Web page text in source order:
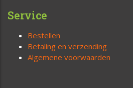
Service
Bestellen
Betaling en verzending
Algemene voorwaarden